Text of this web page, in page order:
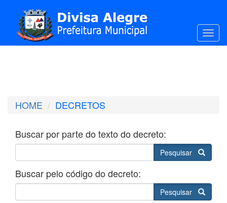
HOME DECRETOS
Buscar por parte do texto do decreto:
Pesquisar
Buscar pelo código do decreto:
Pesquisar